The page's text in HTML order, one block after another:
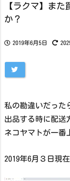
【ラクマ】ま
か？
2019年6月5日
私の勘違いだった
出品する時に配送
ネコヤマトが一番
2019年6月３日現在